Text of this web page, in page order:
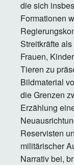
die sich
Formationen
Streitkräfte
Frauen,
Tieren zu
Bildmaterial
die Grenzen
Erzählung
Reservisten
militärischer
Narrativ bei,